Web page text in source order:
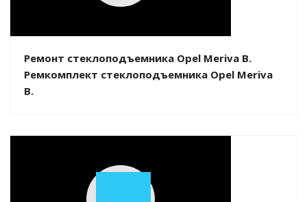
Ремонт стеклоподъемника Opel Meriva B.
Ремкомплект стеклоподъемника Opel Meriva
B.